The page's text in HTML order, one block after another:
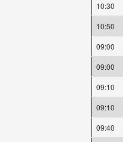
10:30
10:50
09:00
09:00
09:10
09:10
09:40